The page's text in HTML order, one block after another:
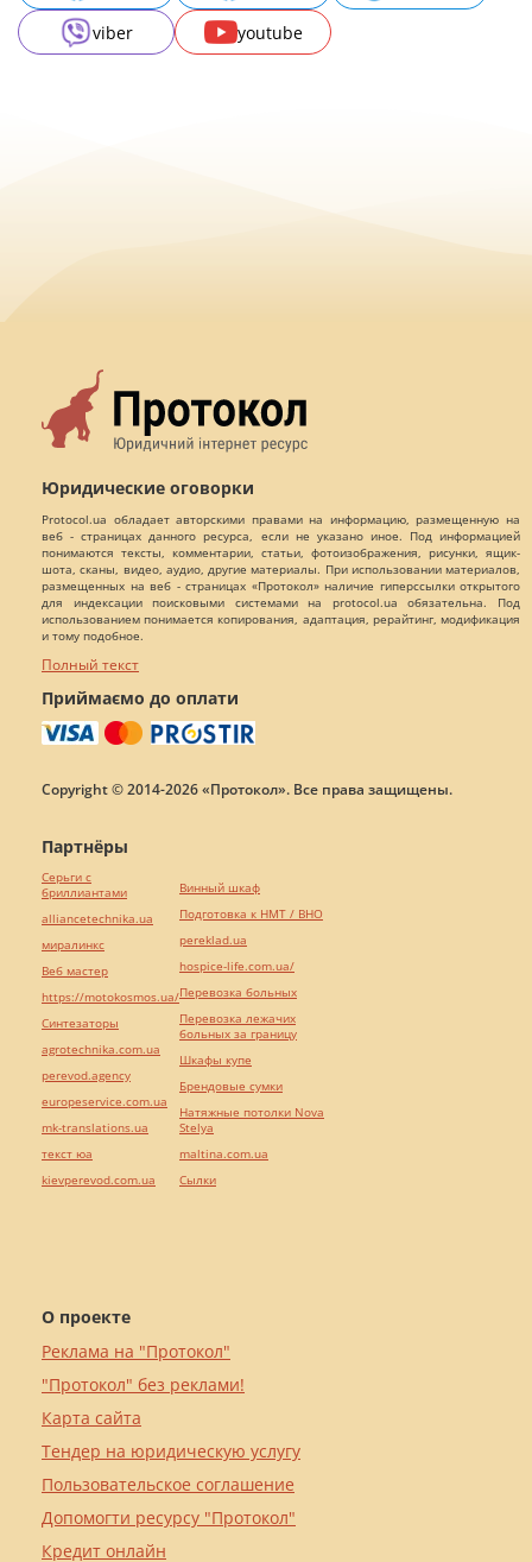
viber
youtube
Юридические оговорки
Protocol.ua обладает авторскими правами на информацию, размещенную на
веб - страницах данного ресурса, если не указано иное. Под информацией
понимаются тексты, комментарии, статьи, фотоизображения, рисунки, ящик-
шота, сканы, видео, аудио, другие материалы. При использовании материалов,
размещенных на веб - страницах «Протокол» наличие гиперссылки открытого
для индексации поисковыми системами на protocol.ua обязательна. Под
использованием понимается копирования, адаптация, рерайтинг, модификация
и тому подобное.
Полный текст
Приймаємо до оплати
Copyright © 2014-2026 «Протокол». Все права защищены.
О проекте
Реклама на "Протокол"
"Протокол" без реклами!
Карта сайта
Тендер на юридическую услугу
Пользовательское соглашение
Допомогти ресурсу "Протокол"
Кредит онлайн
Партнёры
Серьги с
бриллиантами
alliancetechnika.ua
миралинкс
Веб мастер
https://motokosmos.ua/
Синтезаторы
agrotechnika.com.ua
perevod.agency
europeservice.com.ua
mk-translations.ua
текст юа
kievperevod.com.ua
Винный шкаф
Подготовка к НМТ / ВНО
pereklad.ua
hospice-life.com.ua/
Перевозка больных
Перевозка лежачих
больных за границу
Шкафы купе
Брендовые сумки
Натяжные потолки Nova
Stelya
maltina.com.ua
Cылки